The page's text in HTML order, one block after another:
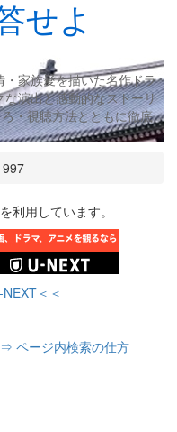
せよ
家族愛を描いた名作ドラ
演出と感動的なストーリ
・視聴方法とともに徹底
利用しています。
＜＜
⇒ ページ内検索の仕方